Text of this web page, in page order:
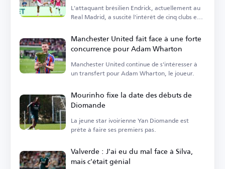
L'attaquant brésilien Endrick, actuellement au
Real Madrid, a suscité l'intérêt de cinq clubs en
Manchester United fait face à une forte
concurrence pour Adam Wharton
Manchester United continue de s'intéresser à
un transfert pour Adam Wharton, le joueur.
Mourinho fixe la date des débuts de
Diomande
La jeune star ivoirienne Yan Diomande est
prête à faire ses premiers pas.
Valverde : J'ai eu du mal face à Silva,
mais c'était génial